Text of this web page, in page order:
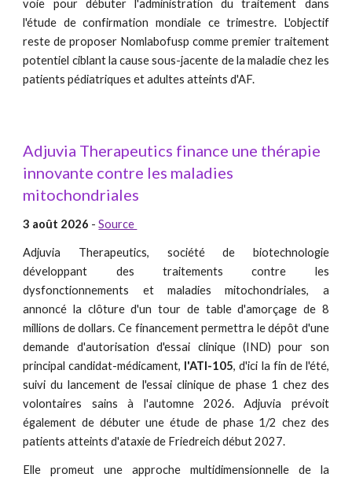
voie pour débuter l'administration du traitement dans
l'étude de confirmation mondiale ce trimestre. L'objectif
reste de proposer Nomlabofusp comme premier traitement
potentiel ciblant la cause sous-jacente de la maladie chez les
patients pédiatriques et adultes atteints d'AF.
Adjuvia Therapeutics finance une thérapie
innovante contre les maladies
mitochondriales
3 août 2026 -Source
Adjuvia Therapeutics, société de biotechnologie
développant des traitements contre les
dysfonctionnements et maladies mitochondriales, a
annoncé la clôture d'un tour de table d'amorçage de 8
millions de dollars. Ce financement permettra le dépôt d'une
demande d'autorisation d'essai clinique (IND) pour son
principal candidat-médicament, l'ATI-105, d'ici la fin de l'été,
suivi du lancement de l'essai clinique de phase 1 chez des
volontaires sains à l'automne 2026. Adjuvia prévoit
également de débuter une étude de phase 1/2 chez des
patients atteints d'ataxie de Friedreich début 2027.
Elle promeut une approche multidimensionnelle de la